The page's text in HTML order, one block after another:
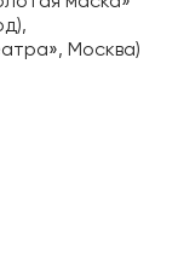
Москва)